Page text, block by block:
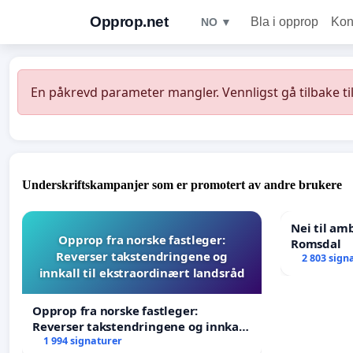
Opprop.net NO ▼ Bla i opprop
En påkrevd parameter mangler. Vennligst gå tilbake
Underskriftskampanjer som er promotert av andre brukere
Opprop fra norske fastleger:
Reverser takstendringene og
innkall til ekstraordinært landsråd
Opprop fra norske fastleger:
Reverser takstendringene og innkall
til ekstraordinært landsråd
1 994 signaturer
Nei til
Romsdal
2 803